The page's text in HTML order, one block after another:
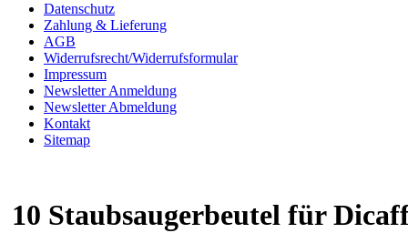
Datenschutz
Zahlung & Lieferung
AGB
Widerrufsrecht/Widerrufsformular
Impressum
Newsletter Anmeldung
Newsletter Abmeldung
Kontakt
Sitemap
10 Staubsaugerbeutel für